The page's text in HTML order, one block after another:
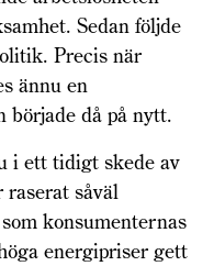
Sedan följde
Precis när
ännu en
började då på nytt.
i ett tidigt skede av
raserat såväl
konsumenternas
energipriser gett